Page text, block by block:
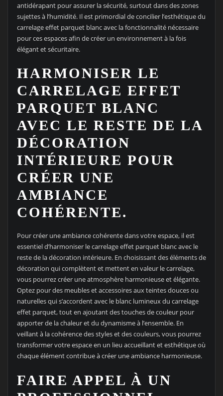
antidérapant pour assurer la sécurité, surtout dans des zones
sujettes à l’humidité. Il est primordial de concilier l’esthétique du
carrelage effet parquet blanc avec la fonctionnalité nécessaire
pour ces espaces afin de créer un environnement à la fois
élégant et sécuritaire.
HARMONISER LE
CARRELAGE EFFET
PARQUET BLANC
AVEC LE RESTE DE LA
DÉCORATION
INTÉRIEURE POUR
CRÉER UNE
AMBIANCE
COHÉRENTE.
Pour créer une ambiance cohérente dans votre espace, il est
essentiel d’harmoniser le carrelage effet parquet blanc avec le
reste de la décoration intérieure. En choisissant des éléments de
décoration qui complètent et mettent en valeur le carrelage,
vous pourrez créer une atmosphère harmonieuse et élégante.
Optez pour des meubles et accessoires aux teintes douces ou
naturelles qui s’accordent avec le blanc lumineux du carrelage
effet parquet, tout en ajoutant des touches de couleur pour
apporter de la chaleur et du dynamisme à l’ensemble. En
veillant à la cohérence des styles et des couleurs, vous pourrez
transformer votre espace en un lieu accueillant et esthétique où
chaque élément contribue à créer une ambiance harmonieuse.
FAIRE APPEL À UN